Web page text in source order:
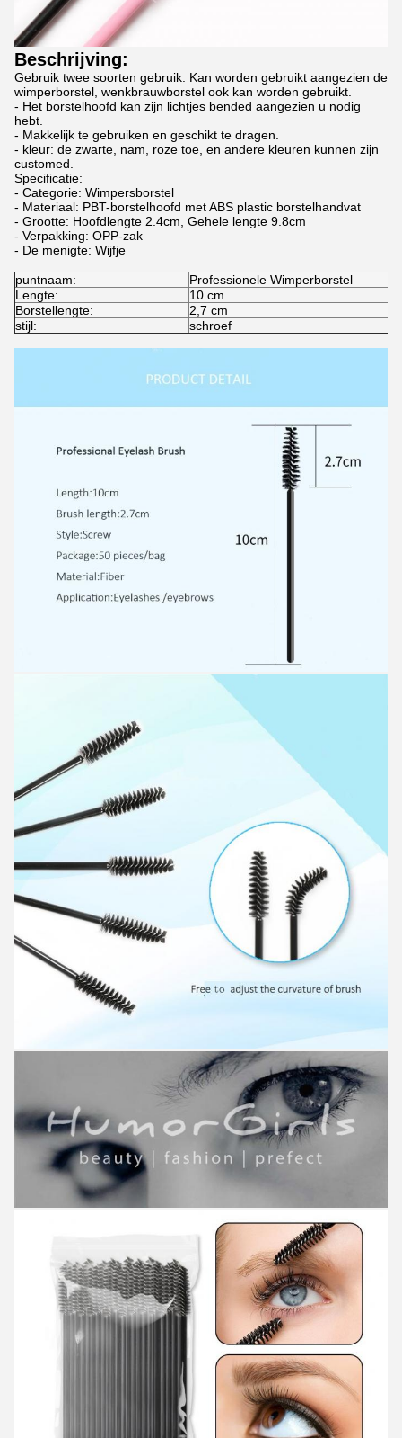
Beschrijving:
Gebruik twee soorten gebruik. Kan worden gebruikt aangezien de
wimperborstel, wenkbrauwborstel ook kan worden gebruikt.
- Het borstelhoofd kan zijn lichtjes bended aangezien u nodig
hebt.
- Makkelijk te gebruiken en geschikt te dragen.
- kleur: de zwarte, nam, roze toe, en andere kleuren kunnen zijn
customed.
Specificatie:
- Categorie: Wimpersborstel
- Materiaal: PBT-borstelhoofd met ABS plastic borstelhandvat
- Grootte: Hoofdlengte 2.4cm, Gehele lengte 9.8cm
- Verpakking: OPP-zak
- De menigte: Wijfje
puntnaam:
Professionele Wimperborstel
Lengte:
10 cm
Borstellengte:
2,7 cm
stijl:
schroef